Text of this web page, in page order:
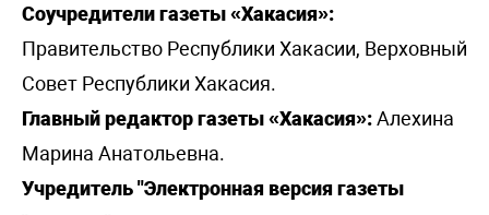
Соучредители газеты «Хакасия»:
Правительство Республики Хакасии, Верховный
Совет Республики Хакасия.
Главный редактор газеты «Хакасия»:Алехина
Марина Анатольевна.
Учредитель "Электронная версия газеты